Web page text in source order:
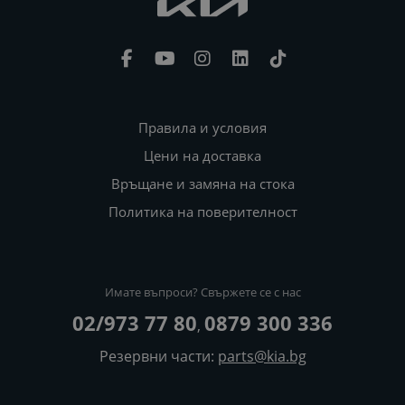
Правила и условия
Цени на доставка
Връщане и замяна на стока
Политика на поверителност
Имате въпроси? Свържете се с нас
02/973 77 80, 0879 300 336
Резервни части: parts@kia.bg